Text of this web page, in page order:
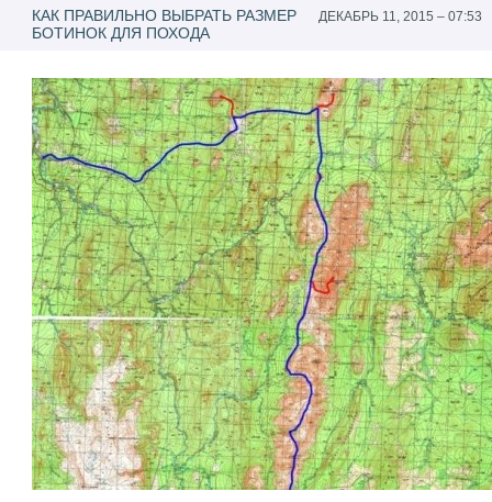
КАК ПРАВИЛЬНО ВЫБРАТЬ РАЗМЕР
БОТИНОК ДЛЯ ПОХОДА
ДЕКАБРЬ 11, 2015 – 07:53